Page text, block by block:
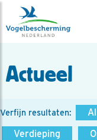
Actueel
Verfijn resultaten:
Verdieping